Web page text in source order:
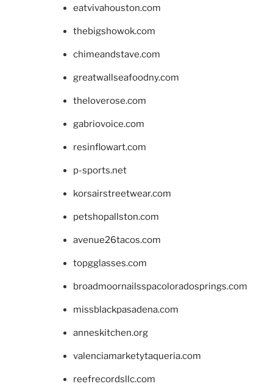
eatvivahouston.com
thebigshowok.com
chimeandstave.com
greatwallseafoodny.com
theloverose.com
gabriovoice.com
resinflowart.com
p-sports.net
korsairstreetwear.com
petshopallston.com
avenue26tacos.com
topgglasses.com
broadmoornailsspacoloradosprings.com
missblackpasadena.com
anneskitchen.org
valenciamarketytaqueria.com
reefrecordsllc.com